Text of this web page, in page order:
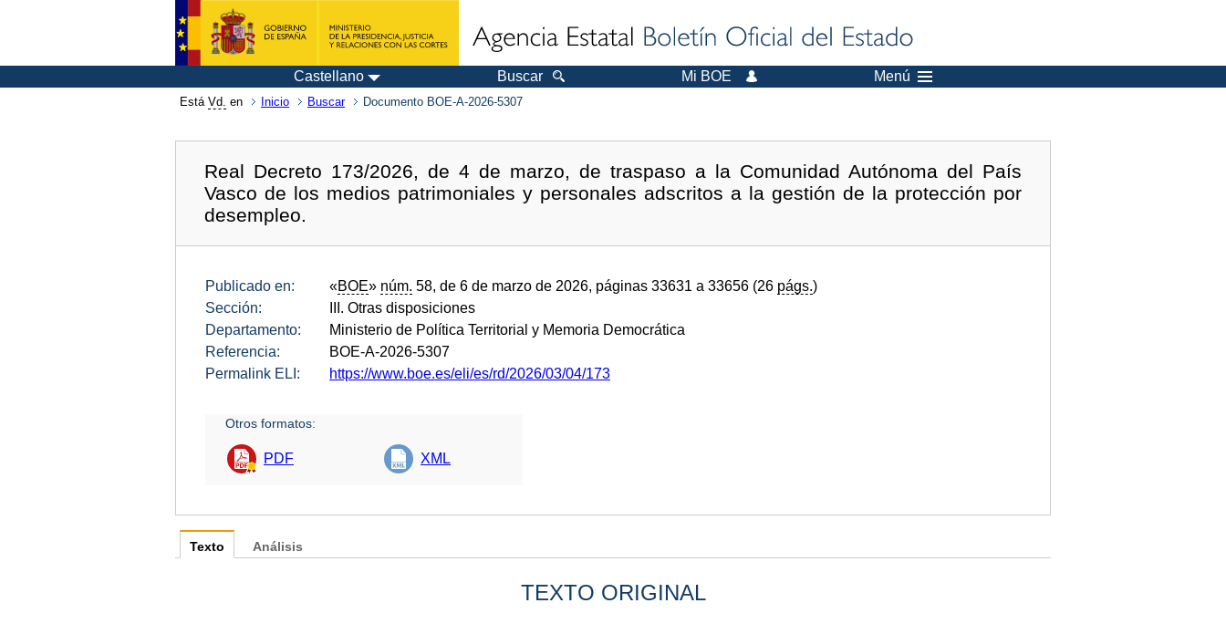
Castellano Buscar Mi BOE Menú
Está Vd. en Inicio Buscar Documento BOE-A-2026-5307
Real Decreto 173/2026, de 4 de marzo, de traspaso a la Comunidad Autónoma del País
Vasco de los medios patrimoniales y personales adscritos a la gestión de la protección por
desempleo.
Publicado en: «BOE» núm. 58, de 6 de marzo de 2026, páginas 33631 a 33656 (26 págs.)
Sección:
III. Otras disposiciones
Departamento:
Ministerio de Política Territorial y Memoria Democrática
Referencia:
BOE-A-2026-5307
Permalink ELI:
https://www.boe.es/eli/es/rd/2026/03/04/173
Otros formatos:
PDF XML
Texto
TEXTO ORIGINAL
Análisis